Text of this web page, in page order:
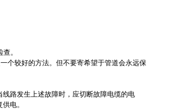
。
较好的方法。但不要寄希望于管道会永远保
路发生上述故障时，应切断故障电缆的电
电。